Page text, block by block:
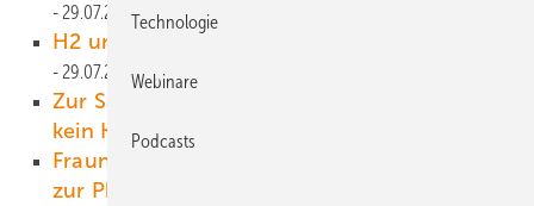
29.07.2021
H2 und schottische Meereswindkraft
29.07.2021
Zur Sache, Herr Söder: 10H-Regelung ist
kein Klimaschutz
Fraunhofer ISE veröffentlicht aktuelle Daten
zur Photovoltaik
Technologie
Webinare
Podcasts